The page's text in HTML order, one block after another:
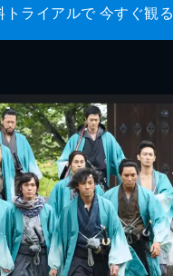
トライアルで 今すぐ観る